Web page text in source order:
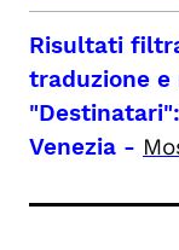
Risultati
traduzione
Venezia -